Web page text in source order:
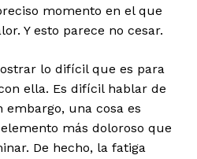
momento en el que
Y esto parece no cesar.
lo difícil que es para
ella. Es difícil hablar de
embargo, una cosa es
más doloroso que
De hecho, la fatiga